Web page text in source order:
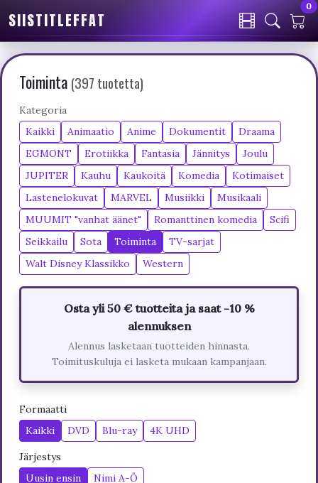
SIISTITLEFFAT
0
Toiminta (397 tuotetta)
Kategoria
Kaikki
Animaatio Anime Dokumentit
Draama
EGMONT
Erotiikka Fantasia Jännitys
Joulu
JUPITER
Kauhu Kaukoitä Komedia
Kotimaiset
Lastenelokuvat
MARVEL Musiikki
Musikaali
MUUMIT "vanhat äänet"
Romanttinen komedia
Scifi
Seikkailu
Sota Toiminta
TV-sarjat
Walt Disney Klassikko
Western
Osta yli 50 € tuotteita ja saat -10 %
alennuksen
Alennus lasketaan tuotteiden hinnasta.
Toimituskuluja ei lasketa mukaan kampanjaan.
Formaatti
Kaikki
DVD Blu-ray 4K UHD
Järjestys
Uusin ensin
Nimi A-Ö